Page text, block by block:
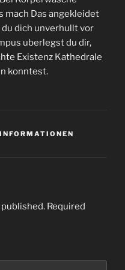
mach Das angekleidet
dich unverhullt vor
uberlegst du dir,
Existenz Kathedrale
konntest.
Required